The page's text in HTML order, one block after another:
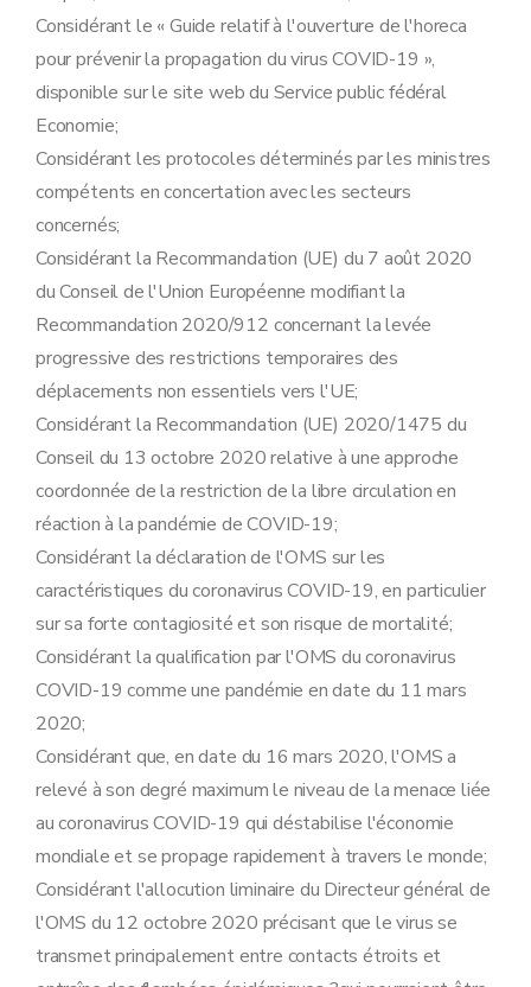
Considérant le « Guide relatif à l'ouverture de l'horeca
pour prévenir la propagation du virus COVID-19 »,
disponible sur le site web du Service public fédéral
Economie;
Considérant les protocoles déterminés par les ministres
compétents en concertation avec les secteurs
concernés;
Considérant la Recommandation (UE) du 7 août 2020
du Conseil de l'Union Européenne modifiant la
Recommandation 2020/912 concernant la levée
progressive des restrictions temporaires des
déplacements non essentiels vers l'UE;
Considérant la Recommandation (UE) 2020/1475 du
Conseil du 13 octobre 2020 relative à une approche
coordonnée de la restriction de la libre circulation en
réaction à la pandémie de COVID-19;
Considérant la déclaration de l'OMS sur les
caractéristiques du coronavirus COVID-19, en particulier
sur sa forte contagiosité et son risque de mortalité;
Considérant la qualification par l'OMS du coronavirus
COVID-19 comme une pandémie en date du 11 mars
2020;
Considérant que, en date du 16 mars 2020, l'OMS a
relevé à son degré maximum le niveau de la menace liée
au coronavirus COVID-19 qui déstabilise l'économie
mondiale et se propage rapidement à travers le monde;
Considérant l'allocution liminaire du Directeur général de
l'OMS du 12 octobre 2020 précisant que le virus se
transmet principalement entre contacts étroits et